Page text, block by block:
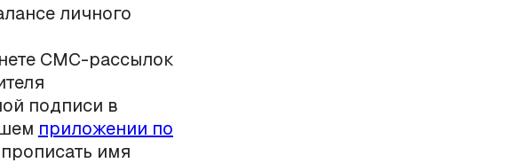
личного
СМС-рассылок
подписи в
приложении по
имя